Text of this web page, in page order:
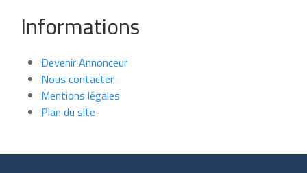
Informations
Devenir Annonceur
Nous contacter
Mentions légales
Plan du site